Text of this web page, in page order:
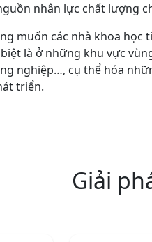
nhân lực chất lượng
muốn các nhà khoa
là ở những khu vực
nghiệp…, cụ thể hóa
triển.
Giải